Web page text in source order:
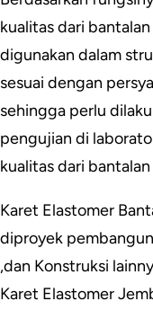
kualitas dari
digunakan dalam
sesuai dengan
sehingga perlu
pengujian di
kualitas dari
Karet Elastomer
diproyek
,dan Konstruksi
Karet Elastomer